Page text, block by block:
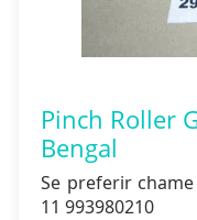
Pinch Roller
Bengal
Se preferir
11 993980210